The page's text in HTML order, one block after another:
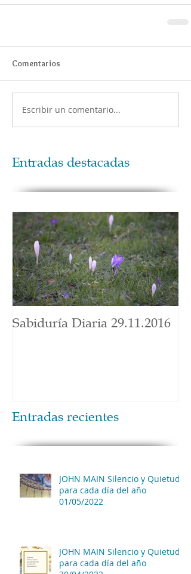
Comentarios
Escribir un comentario...
Entradas destacadas
Sabiduría Diaria 29.11.2016
Entradas recientes
JOHN MAIN Silencio y Quietud
para cada día del año
01/05/2022
JOHN MAIN Silencio y Quietud
para cada día del año